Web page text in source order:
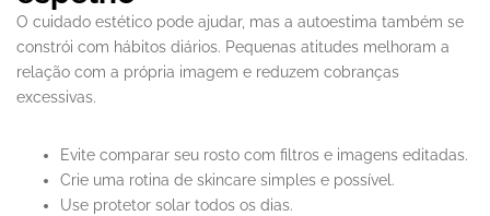
O cuidado estético pode ajudar, mas a autoestima também se
constrói com hábitos diários. Pequenas atitudes melhoram a
relação com a própria imagem e reduzem cobranças
excessivas.
Evite comparar seu rosto com filtros e imagens editadas.
Crie uma rotina de skincare simples e possível.
Use protetor solar todos os dias.